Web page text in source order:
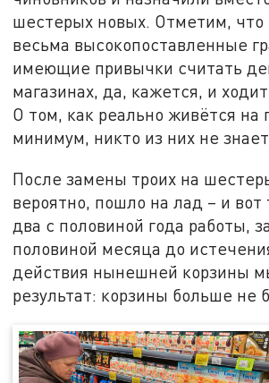
шестерых новых. Отметим, что
весьма высокопоставленные
имеющие привычки считать
магазинах, да, кажется, и
О том, как реально живётся на
минимум, никто из них не
После замены троих на
вероятно, пошло на лад – и вот
два с половиной года работы,
половиной месяца до
действия нынешней корзины
результат: корзины больше не